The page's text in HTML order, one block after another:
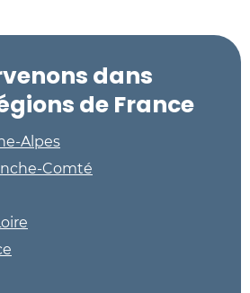
dans
de France
Alpes
Comté